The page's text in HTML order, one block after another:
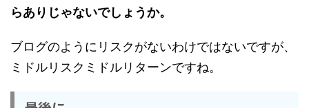
らありじゃないでしょうか。
ブログのようにリスクがないわけではないですが、
ミドルリスクミドルリターンですね。